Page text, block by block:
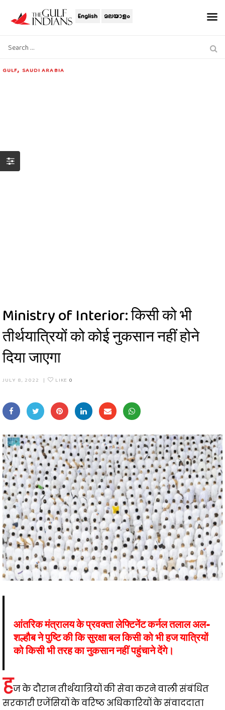
English മലയാളം
GULF, SAUDI ARABIA
Ministry of Interior: किसी को भी
तीर्थयात्रियों को कोई नुकसान नहीं होने
दिया जाएगा
JULY 8, 2022 | LIKE 0
आंतरिक मंत्रालय के प्रवक्ता लेफ्टिनेंट कर्नल तलाल अल-
शल्हौब ने पुष्टि की कि सुरक्षा बल किसी को भी हज यात्रियों
को किसी भी तरह का नुकसान नहीं पहुंचाने देंगे।
हज के दौरान तीर्थयात्रियों की सेवा करने वाली संबंधित
सरकारी एजेंसियों के वरिष्ठ अधिकारियों के संवाददाता